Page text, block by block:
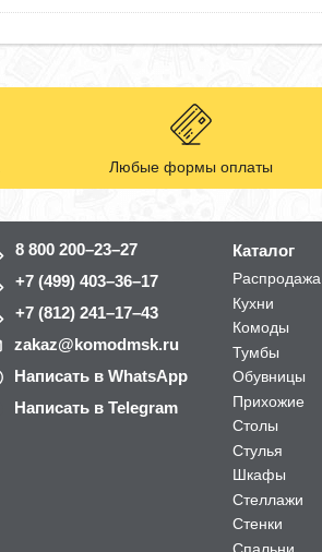
Любые формы оплаты
8 800 200–23–27
+7 (499) 403–36–17
+7 (812) 241–17–43
zakaz@komodmsk.ru
Написать в WhatsApp
Написать в Telegram
Каталог
Распродажа
Кухни
Комоды
Тумбы
Обувницы
Прихожие
Столы
Стулья
Шкафы
Стеллажи
Стенки
Спальни